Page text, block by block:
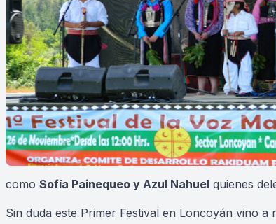
como Sofía Painequeo y Azul Nahuel quienes
Sin duda este Primer Festival en Loncoyán vino